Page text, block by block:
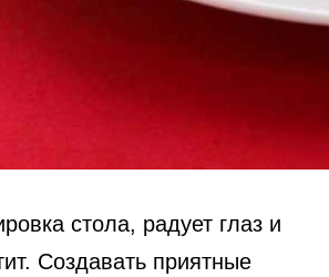
стола, радует глаз и
Создавать приятные